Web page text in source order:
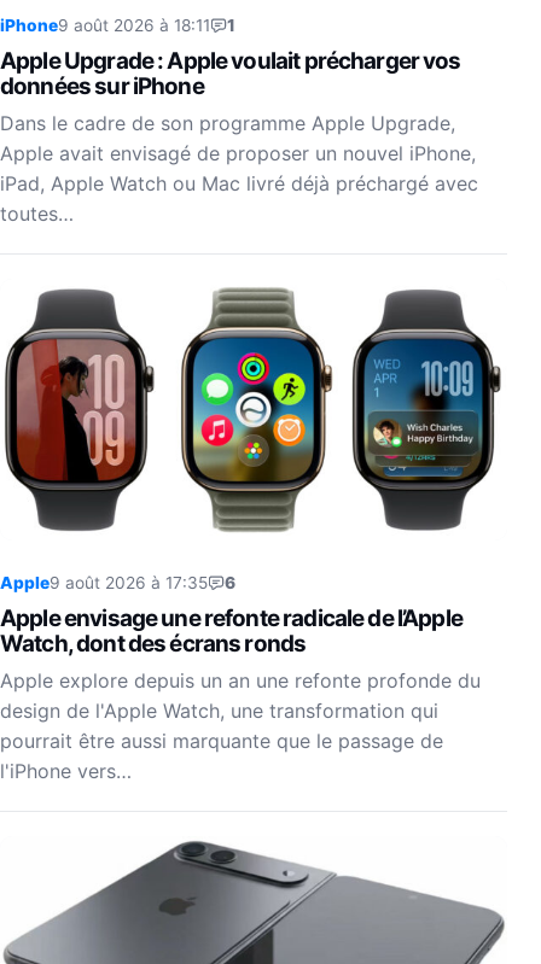
iPhone9 août 2026 à 18:11 1
Apple Upgrade : Apple voulait précharger vos
données sur iPhone
Dans le cadre de son programme Apple Upgrade,
Apple avait envisagé de proposer un nouvel iPhone,
iPad, Apple Watch ou Mac livré déjà préchargé avec
toutes…
Apple9 août 2026 à 17:35 6
Apple envisage une refonte radicale de l’Apple
Watch, dont des écrans ronds
Apple explore depuis un an une refonte profonde du
design de l'Apple Watch, une transformation qui
pourrait être aussi marquante que le passage de
l'iPhone vers…